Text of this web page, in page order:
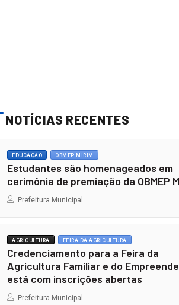
NOTÍCIAS RECENTES
EDUCAÇÃO OBMEP MIRIM
Estudantes são homenageados em
cerimônia de premiação da OBMEP
Prefeitura Municipal
AGRICULTURA FEIRA DA AGRICULTURA
Credenciamento para a Feira da
Agricultura Familiar e do
está com inscrições abertas
Prefeitura Municipal